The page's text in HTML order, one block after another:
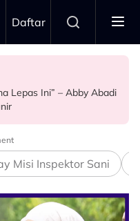
Daftar
Terkejut Dikenali
Lepas Ini” – Abby Abadi
Perfileman Asia Tahun
Enggan Tinggalkan
Misi Inspektor Sani